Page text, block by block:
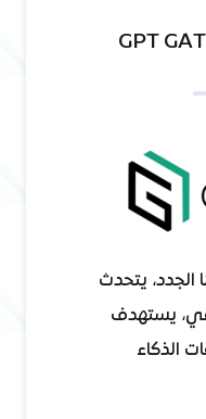
GPT
الجدد، يتحدث
يستهدف
الذكاء